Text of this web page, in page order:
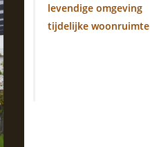
levendige omgeving
tijdelijke woonruimte